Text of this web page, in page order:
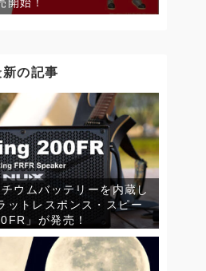
開始！
新の記事
ウムバッテリーを内蔵し
ットレスポンス・スピー
」が発売！